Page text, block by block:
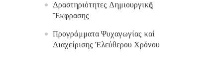
Δραστηριότητες Δημιουργικῆς
Ἔκφρασης
Προγράμματα Ψυχαγωγίας καί
Διαχείρισης Ἐλεύθερου Χρόνου